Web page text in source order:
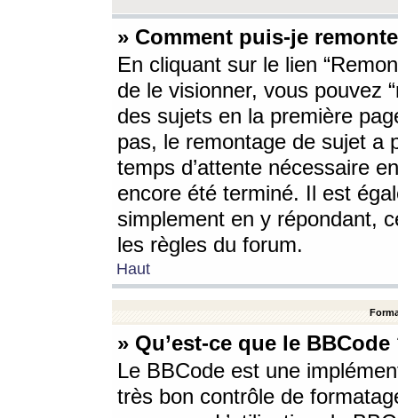
» Comment puis-je
En cliquant sur le lien
de le visionner, vous pouvez
des sujets en la première
pas, le remontage de sujet a
temps d’attente nécessaire
encore été terminé. Il est
simplement en y répondant,
les règles du forum.
Haut
» Qu’est-ce que le BBCode
Le BBCode est une
très bon contrôle de